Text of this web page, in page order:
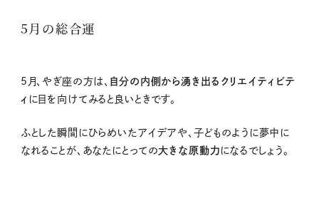
5月の総合運
5 月、やぎ座の方は、 自分の内側から湧き出るクリエイティビテ
ィ に目を向けてみると良いときです。
ふとした瞬間にひらめいたアイデアや、子どものように夢中に
なれることが、あなたにとっての大きな原動力 になるでしょう。